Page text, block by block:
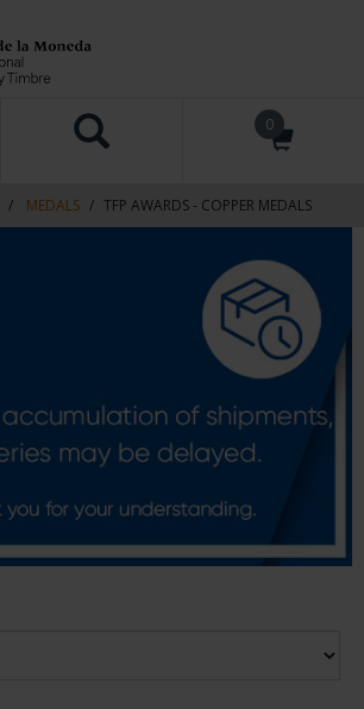
0
MEDALS TFP AWARDS - COPPER MEDALS